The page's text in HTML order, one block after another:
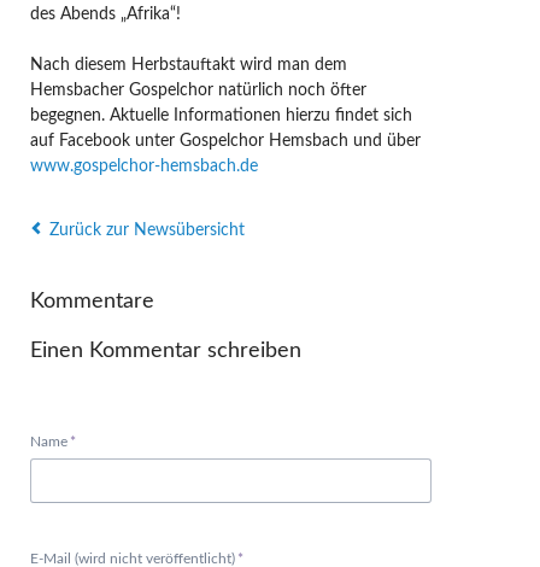
des Abends „Afrika“!
Nach diesem Herbstauftakt wird man dem
Hemsbacher Gospelchor natürlich noch öfter
begegnen. Aktuelle Informationen hierzu findet sich
auf Facebook unter Gospelchor Hemsbach und über
www.gospelchor-hemsbach.de
Zurück zur Newsübersicht
Kommentare
Einen Kommentar schreiben
Pflichtfeld
Name *
Pflichtfeld
E-Mail (wird nicht veröffentlicht) *